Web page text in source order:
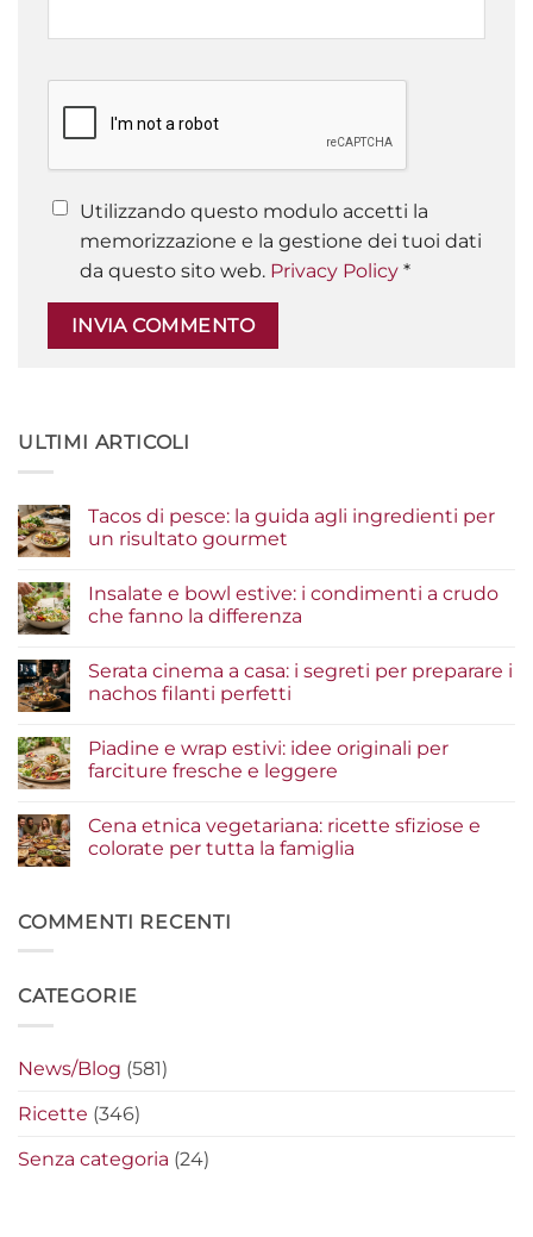
Utilizzando questo modulo accetti la
memorizzazione e la gestione dei tuoi dati
da questo sito web. Privacy Policy *
ULTIMI ARTICOLI
Tacos di pesce: la guida agli ingredienti per
un risultato gourmet
su
Tacos
di
guida
agli
ingredienti
risultato
gourmet
Insalate e bowl estive: i condimenti a crudo
che fanno la differenza
su
Insalate
e
condimenti
a
fanno
la
differenza
Serata cinema a casa: i segreti per preparare i
nachos filanti perfetti
su
Serata
cinema
i
segreti
per
filanti
perfetti
Piadine e wrap estivi: idee originali per
farciture fresche e leggere
su
Piadine
e
originali
per
leggere
Cena etnica vegetariana: ricette sfiziose e
colorate per tutta la famiglia
Cena
etnica
e
la
famiglia
COMMENTI RECENTI
CATEGORIE
News/Blog (581)
Ricette (346)
Senza categoria (24)